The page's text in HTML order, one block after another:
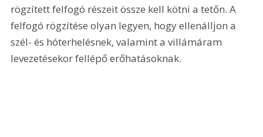
rögzített felfogó részeit össze kell kötni a tetőn. A
felfogó rögzítése olyan legyen, hogy ellenálljon a
szél- és hóterhelésnek, valamint a villámáram
levezetésekor fellépő erőhatásoknak.